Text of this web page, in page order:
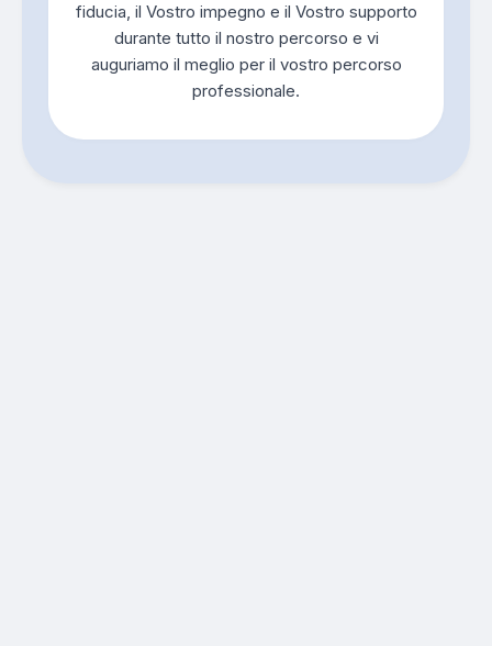
fiducia, il Vostro impegno e il Vostro supporto
durante tutto il nostro percorso e vi
auguriamo il meglio per il vostro percorso
professionale.